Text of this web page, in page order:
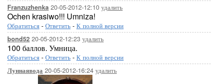
Franzuzhenka 20-05-2012-12:10 удалить
Ochen krasiwo!!! Umniza!
Обратиться - Ответить - К полной версии
bond52 20-05-2012-12:23 удалить
100 баллов. Умница.
Обратиться - Ответить - К полной версии
Луннаявода 20-05-2012-16:24 удалить